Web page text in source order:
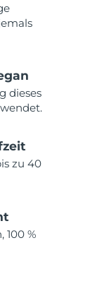
dieses
zu 40
100 %